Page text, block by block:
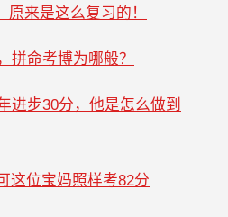
来是这么复习的！
拼命考博为哪般？
进步30分，他是怎么做到
这位宝妈照样考82分